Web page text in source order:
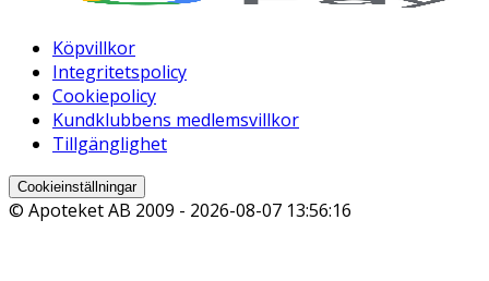
Köpvillkor
Integritetspolicy
Cookiepolicy
Kundklubbens medlemsvillkor
Tillgänglighet
Cookieinställningar
© Apoteket AB 2009 - 2026-08-07 13:56:16